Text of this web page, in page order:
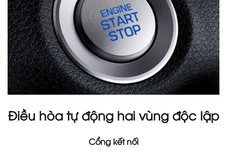
Điều hòa tự động hai vùng độc lập
Cổng kết nối